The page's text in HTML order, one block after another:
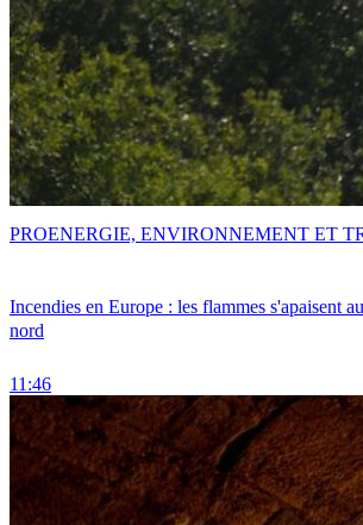
Incendies en Europe : les flammes s'apaisent
nord
11:46
PROENERGIE, ENVIRONNEMENT ET